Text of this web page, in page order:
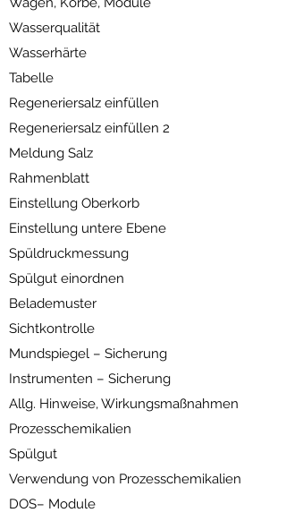
Wasserqualität
Wasserhärte
Tabelle
Regeneriersalz einfüllen
Regeneriersalz einfüllen 2
Meldung Salz
Rahmenblatt
Einstellung Oberkorb
Einstellung untere Ebene
Spüldruckmessung
Spülgut einordnen
Belademuster
Sichtkontrolle
Mundspiegel – Sicherung
Instrumenten – Sicherung
Allg. Hinweise, Wirkungsmaßnahmen
Prozesschemikalien
Spülgut
Verwendung von Prozesschemikalien
DOS– Module